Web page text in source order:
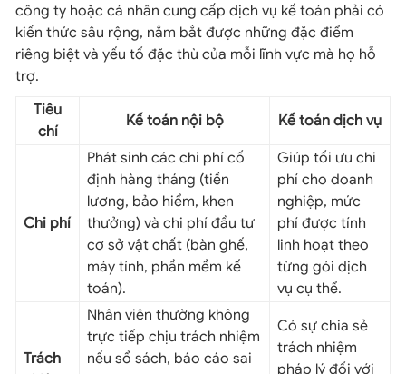
công ty hoặc cá nhân cung cấp dịch vụ kế toán phải có
kiến thức sâu rộng, nắm bắt được những đặc điểm
riêng biệt và yếu tố đặc thù của mỗi lĩnh vực mà họ hỗ
trợ.
Tiêu
chí
Kế toán nội bộ Kế toán dịch vụ
Chi phí
Phát sinh các chi phí cố
định hàng tháng (tiền
lương, bảo hiểm, khen
thưởng) và chi phí đầu tư
cơ sở vật chất (bàn ghế,
máy tính, phần mềm kế
toán).
Giúp tối ưu chi
phí cho doanh
nghiệp, mức
phí được tính
linh hoạt theo
từng gói dịch
vụ cụ thể.
Trách
Nhân viên thường không
trực tiếp chịu trách nhiệm
nếu sổ sách, báo cáo sai
Có sự chia sẻ
trách nhiệm
pháp lý đối với